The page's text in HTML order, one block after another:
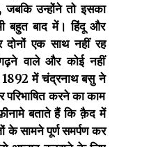
ज्योति बा फुले जयंती
करना होगा
जबकि उन्होंने तो इसका
बहुत बाद में। हिंदू और
एक साथ नहीं रह
वाले और कोई नहीं
1892 में चंद्रनाथ बसु ने
करने का काम
बताते हैं कि क़ैद में
के सामने पूर्ण समर्पण कर